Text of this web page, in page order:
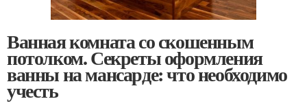
Ванная комната со скошенным
потолком. Секреты оформления
ванны на мансарде: что необходимо
учесть